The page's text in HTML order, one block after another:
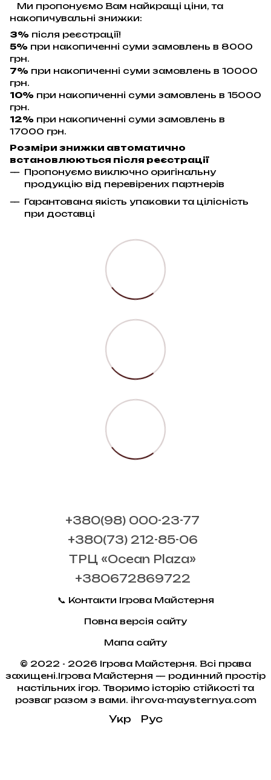
Ми пропонуємо Вам найкращі ціни, та
накопичувальні знижки:
3% після реєстрації!
5% при накопиченні суми замовлень в 8000
грн.
7% при накопиченні суми замовлень в 10000
грн.
10% при накопиченні суми замовлень в 15000
грн.
12% при накопиченні суми замовлень в
17000 грн.
Розміри знижки автоматично
встановлюються після реєстрації
Пропонуємо виключно оригінальну
продукцію від перевірених партнерів
Гарантована якість упаковки та цілісність
при доставці
+380(98) 000-23-77
+380(73) 212-85-06
ТРЦ «Ocean Plaza»
+380672869722
📞 Контакти Ігрова Майстерня
Повна версія сайту
Мапа сайту
© 2022 - 2026 Ігрова Майстерня. Всі права
захищені.Ігрова Майстерня — родинний простір
настільних ігор. Творимо історію стійкості та
розваг разом з вами. ihrova-maysternya.com
Укр Рус